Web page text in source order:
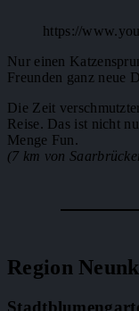
https://
Nur einen
Freunden ganz neue
Die Zeit
Reise. Das ist nicht
Menge Fun.
(7 km von
Region